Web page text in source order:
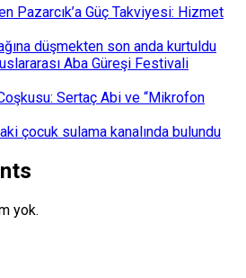
Pazarcık’a Güç Takviyesi: Hizmet
düşmekten son anda kurtuldu
Aba Güreşi Festivali
Sertaç Abi ve “Mikrofon
çocuk sulama kanalında bulundu
yok.